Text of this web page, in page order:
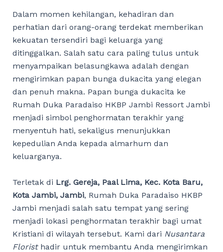
Dalam momen kehilangan, kehadiran dan
perhatian dari orang-orang terdekat memberikan
kekuatan tersendiri bagi keluarga yang
ditinggalkan. Salah satu cara paling tulus untuk
menyampaikan belasungkawa adalah dengan
mengirimkan papan bunga dukacita yang elegan
dan penuh makna. Papan bunga dukacita ke
Rumah Duka Paradaiso HKBP Jambi Ressort Jambi
menjadi simbol penghormatan terakhir yang
menyentuh hati, sekaligus menunjukkan
kepedulian Anda kepada almarhum dan
keluarganya.
Terletak di Lrg. Gereja, Paal Lima, Kec. Kota Baru,
Kota Jambi, Jambi, Rumah Duka Paradaiso HKBP
Jambi menjadi salah satu tempat yang sering
menjadi lokasi penghormatan terakhir bagi umat
Kristiani di wilayah tersebut. Kami dari Nusantara
Floristhadir untuk membantu Anda mengirimkan